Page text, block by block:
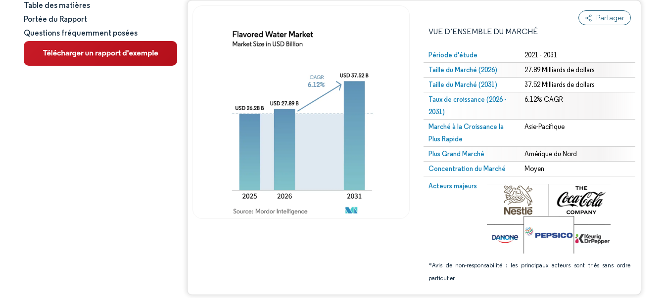
Taille et part de marché
Analyse du marché
Tendances et perspectives
Table des matières
Portée du Rapport
Questions fréquemment posées
Partager
VUE D’ENSEMBLE DU MARCHÉ
Période d'étude 2021 - 2031
Taille du Marché (2026) 27.89 Milliards de dollars
Taille du Marché (2031) 37.52 Milliards de dollars
Taux de croissance (2026 -
2031)
6.12% CAGR
Marché à la Croissance la
Plus Rapide
Asie-Pacifique
Plus Grand Marché Amérique du Nord
Concentration du Marché Moyen
Acteurs majeurs
*Avis de non-responsabilité : les principaux acteurs sont triés sans ordre
particulier
Image © Mordor Intelligence. La réutilisation nécessite une attribution sous CC BY 4.0.
Image © Mordor Intelligence. La réutilisation nécessite une attribution sous CC BY 4.0.